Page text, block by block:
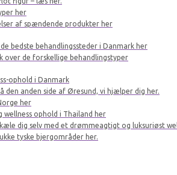
her
af spændende produkter her
bedste behandlingssteder i Danmark her
over de forskellige behandlingstyper
ophold i Danmark
den anden side af Øresund, vi hjælper dig her.
her
wellness ophold i Thailand her
dig selv med et drømmeagtigt og luksuriøst
tyske bjergområder her.